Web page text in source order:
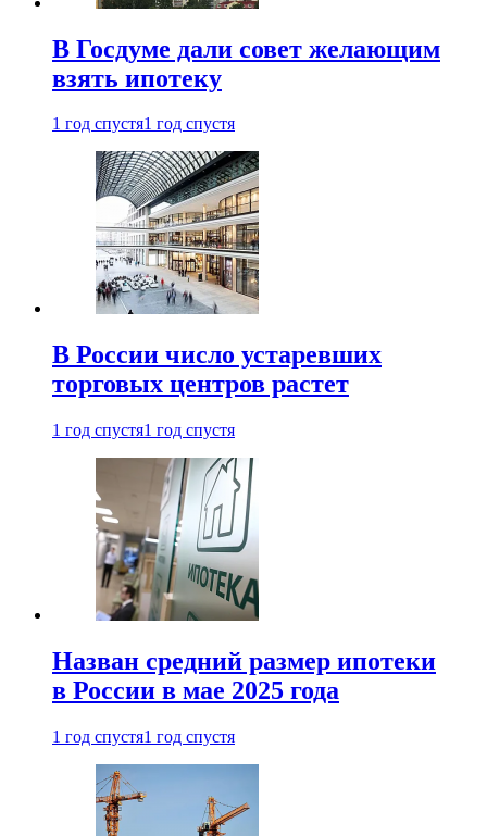
В Госдуме дали совет желающим
взять ипотеку
1 год спустя1 год спустя
В России число устаревших
торговых центров растет
1 год спустя1 год спустя
Назван средний размер ипотеки
в России в мае 2025 года
1 год спустя1 год спустя